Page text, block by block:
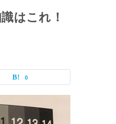
はこれ！
0